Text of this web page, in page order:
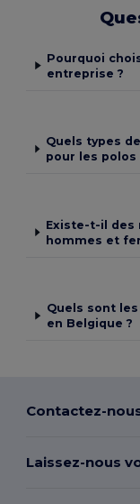
Pourquoi
entreprise ?
Quels types
pour les polos
Existe-t-il des
hommes et
Quels sont
en Belgique ?
Contactez-
Laissez-nous